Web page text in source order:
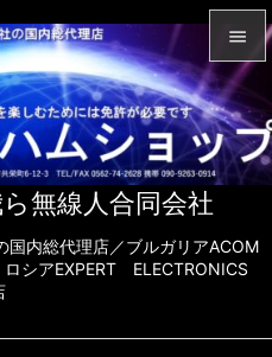
無線人合同会社
国内総代理店／ブルガリアACOM
シアEXPERT ELECTRONICS


メニュ

サイド
